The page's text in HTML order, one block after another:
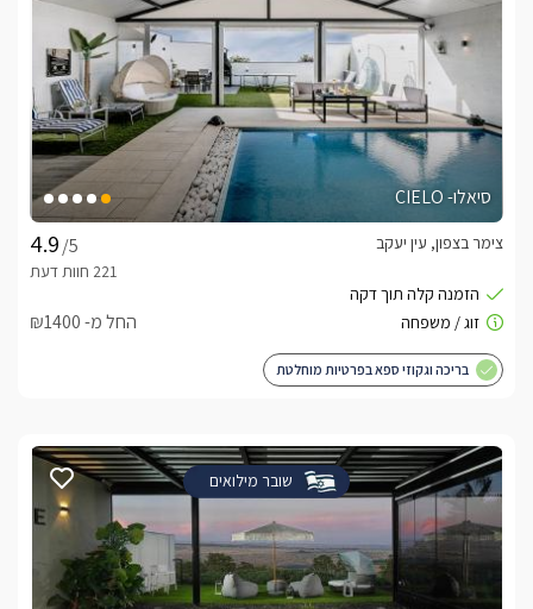
סיאלו- CIELO
/5
צימר בצפון, עין יעקב
החל מ- ₪1400
בריכה וגקוזי ספא בפרטיות מוחלטת
שובר מילואים